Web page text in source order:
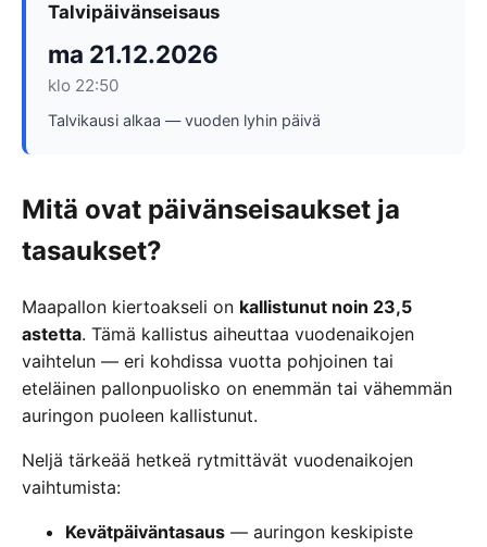
Talvipäivänseisaus
ma 21.12.2026
klo 22:50
Talvikausi alkaa — vuoden lyhin päivä
Mitä ovat päivänseisaukset ja
tasaukset?
Maapallon kiertoakseli on kallistunut noin 23,5
astetta. Tämä kallistus aiheuttaa vuodenaikojen
vaihtelun — eri kohdissa vuotta pohjoinen tai
eteläinen pallonpuolisko on enemmän tai vähemmän
auringon puoleen kallistunut.
Neljä tärkeää hetkeä rytmittävät vuodenaikojen
vaihtumista:
Kevätpäiväntasaus — auringon keskipiste